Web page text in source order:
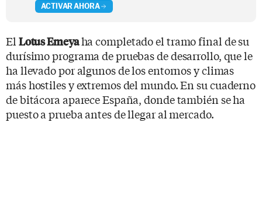
ACTIVAR AHORA
El Lotus Emeyaha completado el tramo final de su
durísimo programa de pruebas de desarrollo, que le
ha llevado por algunos de los entornos y climas
más hostiles y extremos del mundo. En su cuaderno
de bitácora aparece España, donde también se ha
puesto a prueba antes de llegar al mercado.